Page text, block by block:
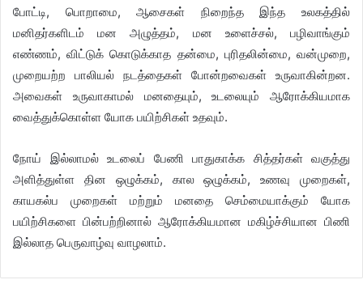
போட்டி, பொறாமை, ஆசைகள் நிறைந்த இந்த உலகத்தில்
மனிதர்களிடம் மன அழுத்தம், மன உளைச்சல், பழிவாங்கும்
எண்ணம், விட்டுக் கொடுக்காத தன்மை, புரிதலின்மை, வன்முறை,
முறையற்ற பாலியல் நடத்தைகள் போன்றவைகள் உருவாகின்றன.
அவைகள் உருவாகாமல் மனதையும், உடலையும் ஆரோக்கியமாக
வைத்துக்கொள்ள யோக பயிற்சிகள் உதவும்.
நோய் இல்லாமல் உடலைப் பேணி பாதுகாக்க சித்தர்கள் வகுத்து
அளித்துள்ள தின ஒழுக்கம், கால ஒழுக்கம், உணவு முறைகள்,
காயகல்ப முறைகள் மற்றும் மனதை செம்மையாக்கும் யோக
பயிற்சிகளை பின்பற்றினால் ஆரோக்கியமான மகிழ்ச்சியான பிணி
இல்லாத பெருவாழ்வு வாழலாம்.